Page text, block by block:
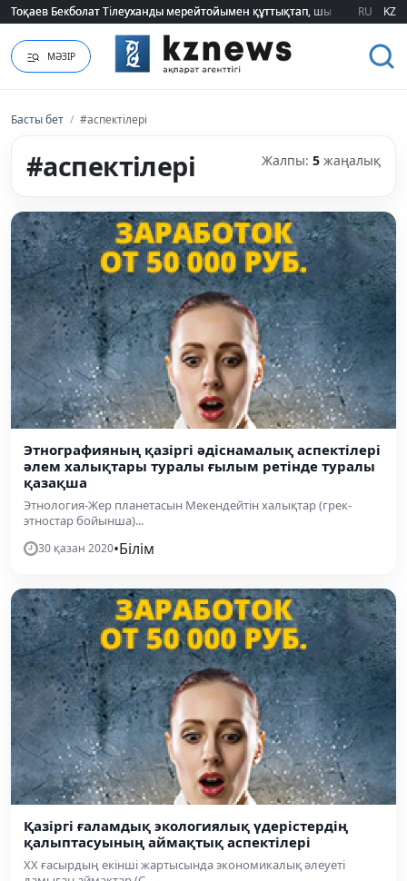
Тоқаев Бекболат Тілеуханды мерейтойымен құттықтап, шығармашылық
Тоқаев Бекболат Тілеуханды мерейтойымен құттықтап, шығармашылық
RU KZ
МӘЗІР
Басты бет / #аспектілері
#аспектілері Жалпы: 5 жаңалық
Этнографияның қазіргі әдіснамалық аспектілері
әлем халықтары туралы ғылым ретінде туралы
қазақша
Этнология-Жер планетасын Мекендейтін халықтар (грек-
этностар бойынша)...
30 қазан 2020•Білім
Қазіргі ғаламдық экологиялық үдерістердің
қалыптасуының аймақтық аспектілері
XX ғасырдың екінші жартысында экономикалық әлеуеті